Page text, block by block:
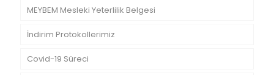
MEYBEM Mesleki Yeterlilik Belgesi
İndirim Protokollerimiz
Covid-19 Süreci